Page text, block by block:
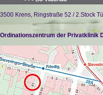
3500 Krens, Ringstraße 52 / 2.Stock
Ordinationszentrum der Privatklinik